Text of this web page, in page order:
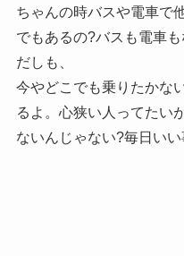
ちゃんの時バスや電車で
でもあるの?バスも電車
だしも、
今やどこでも乗りたかな
るよ。心狭い人ってたい
ないんじゃない?毎日い